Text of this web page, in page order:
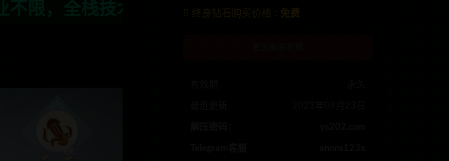
制，二开联系TG:anons123x
终身钻石购买价格 : 免费